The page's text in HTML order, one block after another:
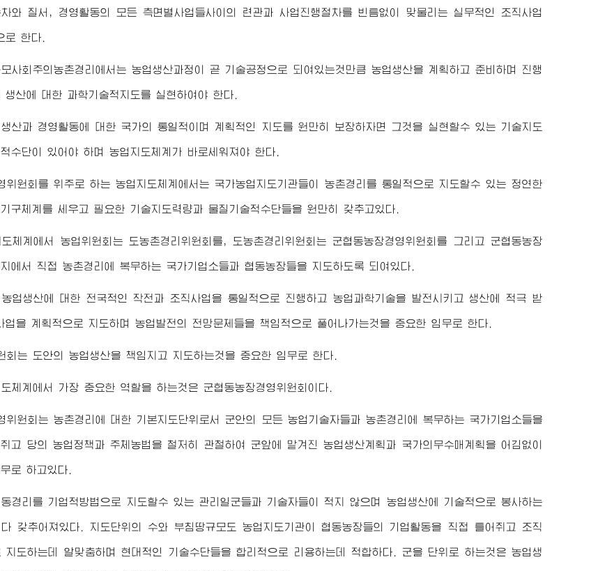
와 질서, 경영활동의 모든 측면별사업들사이의 련관과 사업진행절차를 빈틈없이 맞물리는 실무적인 조직사업
로 한다.
사회주의농촌경리에서는 농업생산과정이 곧 기술공정으로 되여있는것만큼 농업생산을 계획하고 준비하며 진행
생산에 대한 과학기술적지도를 실현하여야 한다.
산과 경영활동에 대한 국가의 통일적이며 계획적인 지도를 원만히 보장하자면 그것을 실현할수 있는 기술지도
수단이 있어야 하며 농업지도체계가 바로세워져야 한다.
위원회를 위주로 하는 농업지도체계에서는 국가농업지도기관들이 농촌경리를 통일적으로 지도할수 있는 정연한
구체계를 세우고 필요한 기술지도력량과 물질기술적수단들을 원만히 갖추고있다.
체계에서 농업위원회는 도농촌경리위원회를, 도농촌경리위원회는 군협동농장경영위원회를 그리고 군협동농장
에서 직접 농촌경리에 복무하는 국가기업소들과 협동농장들을 지도하도록 되여있다.
업생산에 대한 전국적인 작전과 조직사업을 통일적으로 진행하고 농업과학기술을 발전시키고 생산에 적극 받
업을 계획적으로 지도하며 농업발전의 전망문제들을 책임적으로 풀어나가는것을 중요한 임무로 한다.
회는 도안의 농업생산을 책임지고 지도하는것을 중요한 임무로 한다.
체계에서 가장 중요한 역할을 하는것은 군협동농장경영위원회이다.
위원회는 농촌경리에 대한 기본지도단위로서 군안의 모든 농업기술자들과 농촌경리에 복무하는 국가기업소들을
고 당의 농업정책과 주체농법을 철저히 관철하여 군앞에 맡겨진 농업생산계획과 국가의무수매계획을 어김없이
로 하고있다.
경리를 기업적방법으로 지도할수 있는 관리일군들과 기술자들이 적지 않으며 농업생산에 기술적으로 봉사하는
갖추어져있다. 지도단위의 수와 부침땅규모도 농업지도기관이 협동농장들의 기업활동을 직접 틀어쥐고 조직
지도하는데 알맞춤하며 현대적인 기술수단들을 합리적으로 리용하는데 적합하다. 군을 단위로 하는것은 농업생